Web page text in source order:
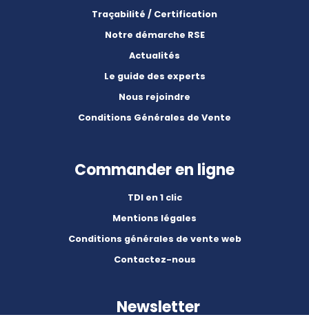
Traçabilité / Certification
Notre démarche RSE
Actualités
Le guide des experts
Nous rejoindre
Conditions Générales de Vente
Commander en ligne
TDI en 1 clic
Mentions légales
Conditions générales de vente web
Contactez-nous
Newsletter